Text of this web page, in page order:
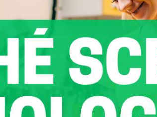
Certificazioni biologiche e filiera corta: come